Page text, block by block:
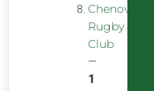
Chenove
Rugby
Club
—
1